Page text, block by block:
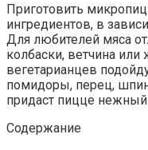
Приготовить
ингредиентов, в
Для любителей мяса
колбаски, ветчина
вегетарианцев
помидоры, перец,
придаст пицце
Содержание